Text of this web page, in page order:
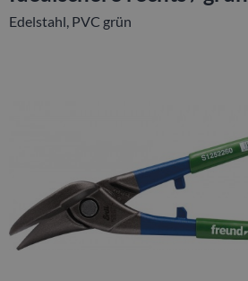
Edelstahl, PVC grün